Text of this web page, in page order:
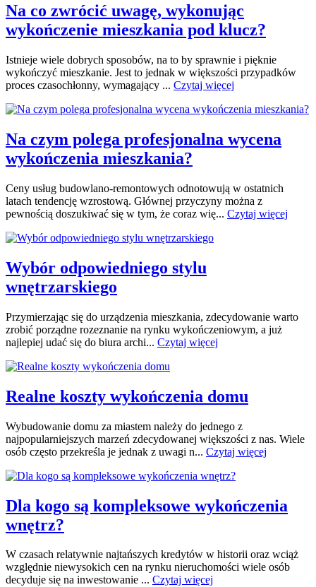
Na co zwrócić uwagę, wykonując
wykończenie mieszkania pod klucz?
Istnieje wiele dobrych sposobów, na to by sprawnie i pięknie
wykończyć mieszkanie. Jest to jednak w większości przypadków
proces czasochłonny, wymagający ... Czytaj więcej
Na czym polega profesjonalna wycena
wykończenia mieszkania?
Ceny usług budowlano-remontowych odnotowują w ostatnich
latach tendencję wzrostową. Głównej przyczyny można z
pewnością doszukiwać się w tym, że coraz wię... Czytaj więcej
Wybór odpowiedniego stylu
wnętrzarskiego
Przymierzając się do urządzenia mieszkania, zdecydowanie warto
zrobić porządne rozeznanie na rynku wykończeniowym, a już
najlepiej udać się do biura archi... Czytaj więcej
Realne koszty wykończenia domu
Wybudowanie domu za miastem należy do jednego z
najpopularniejszych marzeń zdecydowanej większości z nas. Wiele
osób często przekreśla je jednak z uwagi n... Czytaj więcej
Dla kogo są kompleksowe wykończenia
wnętrz?
W czasach relatywnie najtańszych kredytów w historii oraz wciąż
względnie niewysokich cen na rynku nieruchomości wiele osób
decyduje się na inwestowanie ... Czytaj więcej